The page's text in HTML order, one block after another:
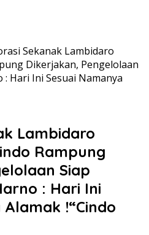
Sekanak Lambidaro
Dikerjakan, Pengelolaan
Hari Ini Sesuai Namanya
Lambidaro
Rampung
Siap
: Hari Ini
!“Cindo